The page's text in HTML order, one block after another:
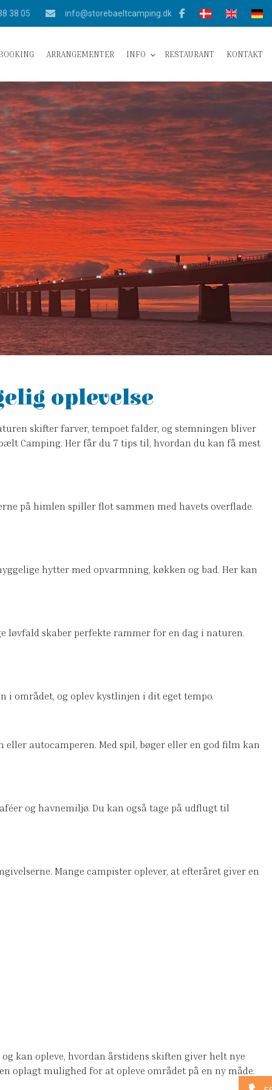
38 05 info@storebaeltcamping.dk
ARRANGEMENTER INFO RESTAURANT KONTAKT
oplevelse
skifter farver, tempoet falder, og stemningen bliver
Camping. Her får du 7 tips til, hvordan du kan få mest
på himlen spiller flot sammen med havets overflade.
hytter med opvarmning, køkken og bad. Her kan
løvfald skaber perfekte rammer for en dag i naturen.
i området, og oplev kystlinjen i dit eget tempo.
autocamperen. Med spil, bøger eller en god film kan
og havnemiljø. Du kan også tage på udflugt til
Mange campister oplever, at efteråret giver en
kan opleve, hvordan årstidens skiften giver helt nye
oplagt mulighed for at opleve området på en ny måde.